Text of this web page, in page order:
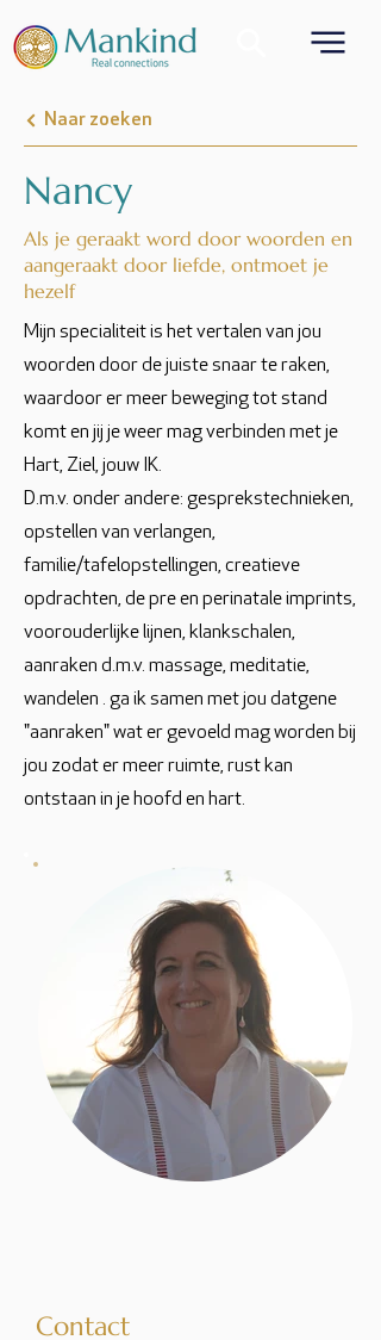
Naar zoeken
Nancy
Als je geraakt word door woorden en
aangeraakt door liefde, ontmoet je
hezelf
Mijn specialiteit is het vertalen van jou
woorden door de juiste snaar te raken,
waardoor er meer beweging tot stand
komt en jij je weer mag verbinden met je
Hart, Ziel, jouw IK.
D.m.v. onder andere: gesprekstechnieken,
opstellen van verlangen,
familie/tafelopstellingen, creatieve
opdrachten, de pre en perinatale imprints,
voorouderlijke lijnen, klankschalen,
aanraken d.m.v. massage, meditatie,
wandelen . ga ik samen met jou datgene
"aanraken" wat er gevoeld mag worden bij
jou zodat er meer ruimte, rust kan
ontstaan in je hoofd en hart.
Contact